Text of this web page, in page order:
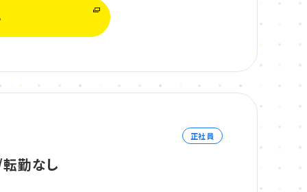
正社員
勤なし